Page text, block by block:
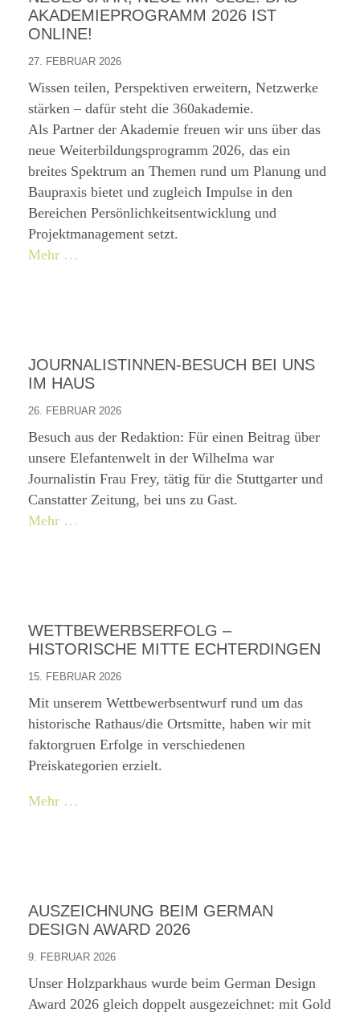
AKADEMIEPROGRAMM 2026 IST
ONLINE!
27. FEBRUAR 2026
Wissen teilen, Perspektiven erweitern, Netzwerke
stärken – dafür steht die 360akademie.
Als Partner der Akademie freuen wir uns über das
neue Weiterbildungsprogramm 2026, das ein
breites Spektrum an Themen rund um Planung und
Baupraxis bietet und zugleich Impulse in den
Bereichen Persönlichkeitsentwicklung und
Projektmanagement setzt.
Mehr …
JOURNALISTINNEN-BESUCH BEI UNS
IM HAUS
26. FEBRUAR 2026
Besuch aus der Redaktion: Für einen Beitrag über
unsere Elefantenwelt in der Wilhelma war
Journalistin Frau Frey, tätig für die Stuttgarter und
Canstatter Zeitung, bei uns zu Gast.
Mehr …
WETTBEWERBSERFOLG –
HISTORISCHE MITTE ECHTERDINGEN
15. FEBRUAR 2026
Mit unserem Wettbewerbsentwurf rund um das
historische Rathaus/die Ortsmitte, haben wir mit
faktorgruen Erfolge in verschiedenen
Preiskategorien erzielt.
Mehr …
AUSZEICHNUNG BEIM GERMAN
DESIGN AWARD 2026
9. FEBRUAR 2026
Unser Holzparkhaus wurde beim German Design
Award 2026 gleich doppelt ausgezeichnet: mit Gold